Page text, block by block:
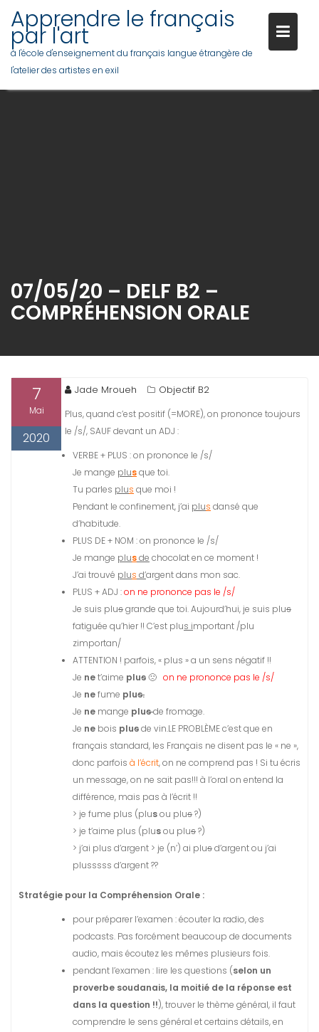
content
Apprendre le français
par l'art
à l'école d'enseignement du français langue étrangère de
l'atelier des artistes en exil
07/05/20 – DELF B2 –
COMPRÉHENSION ORALE
7
Mai
2020
Jade Mroueh Objectif B2
Plus,quand c’est positif (=MORE),on prononce toujours
le /s/, SAUF devant un ADJ :
VERBE + PLUS : on prononce le /s/
Je mange plusque toi.
Tu parles plus que moi !
Pendant le confinement, j’ai plus dansé que
d’habitude.
PLUS DE + NOM : on prononce le /s/
Je mange plusde chocolat en ce moment !
J’ai trouvé plus d’argent dans mon sac.
PLUS + ADJ :on ne prononce pas le /s/
Je suis plusgrande que toi. Aujourd’hui, je suis plus
fatiguée qu’hier !! C’est plus important /plu
zimportan/
ATTENTION ! parfois, « plus » a un sens négatif !!
Je net’aime plus🙁 on ne prononce pas le /s/
Je nefume plus.
Je ne mange plusde fromage.
Je ne bois plusde vin.LE PROBLÈME c’est que en
français standard, les Français ne disent pas le « ne »,
donc parfois à l’écrit, on ne comprend pas ! Si tu écris
un message, on ne sait pas!!! à l’oral on entend la
différence, mais pas à l’écrit !!
> je fume plus (plusou plus?)
> je t’aime plus (plusou plus?)
> j’ai plus d’argent > je (n’) ai plusd’argent ou j’ai
plusssss d’argent ??
Stratégie pour la Compréhension Orale :
pour préparer l’examen : écouter la radio, des
podcasts. Pas forcément beaucoup de documents
audio, mais écoutez les mêmes plusieurs fois.
pendant l’examen : lire les questions (selon un
proverbe soudanais, la moitié de la réponse est
dans la question !!), trouver le thème général, il faut
comprendre le sens général et certains détails, en